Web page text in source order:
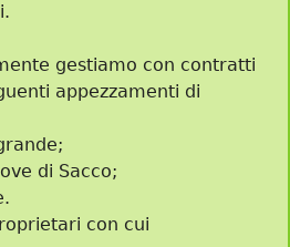
gestiamo con contratti
appezzamenti di
di Sacco;
con cui